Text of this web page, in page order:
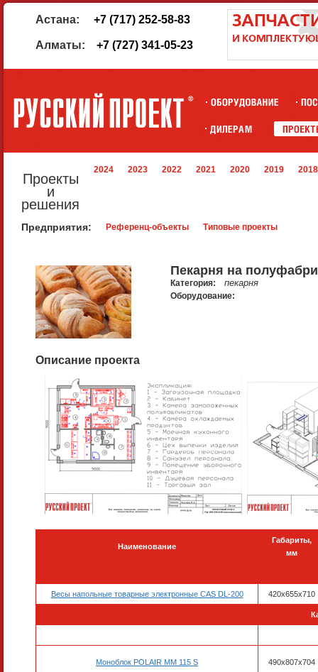
Астана: +7 (717) 252-58-83
Алматы: +7 (727) 341-05-23
Проекты
и
решения
2024 2023 2022 2021 2020 2019 2018
Предприятия: Референц-объекты Типовые проекты
Пекарня на
Категория: пекарня
Оборудование:
Описание проекта
Наименование
Габариты,
мм
Весы напольные товарные электронные CAS DL-200 420x655x710
Моноблок POLAIR MM 115 S 490х807х704